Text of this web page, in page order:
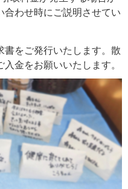
合わせ時にご説明させてい
書をご発行いたします。散
金をお願いいたします。